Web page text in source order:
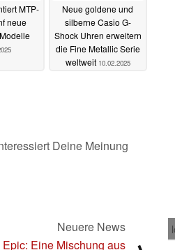
MTP-
neue
Neue goldene und
silberne Casio G-
Shock Uhren erweitern
die Fine Metallic Serie
weltweit 10.02.2025
Deine Meinung
Neuere News
Eine Mischung aus